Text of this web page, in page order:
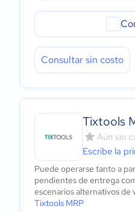
Consultar sin costo
Tixtools
Aún sin
Escribe la
Puede operarse tanto a
pendientes de entrega
escenarios alternativos de
Tixtools MRP